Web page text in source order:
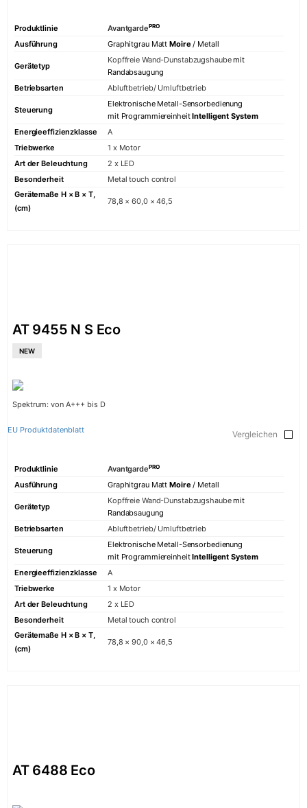
Produktlinie AvantgardePRO
Ausführung Graphitgrau MattMoire / Metall
Gerätetyp
Kopffreie Wand-Dunstabzugshaubemit
Randabsaugung
Betriebsarten
Abluftbetrieb/ Umluftbetrieb
Steuerung
Elektronische Metall-Sensorbedienung
mit ProgrammiereinheitIntelligent System
Energieeffizienzklasse
A
Triebwerke
1 x Motor
Art der Beleuchtung
2 x LED
Besonderheit
Metal touch control
Gerätemaße H × B × T,
(cm)
78,8 × 60,0 × 46,5
AT 9455 N S Eco
NEW
Spektrum: von A+++ bis D
EU Produktdatenblatt Vergleichen
Produktlinie AvantgardePRO
Ausführung Graphitgrau MattMoire / Metall
Gerätetyp
Kopffreie Wand-Dunstabzugshaubemit
Randabsaugung
Betriebsarten
Abluftbetrieb/ Umluftbetrieb
Steuerung
Elektronische Metall-Sensorbedienung
mit ProgrammiereinheitIntelligent System
Energieeffizienzklasse
A
Triebwerke
1 x Motor
Art der Beleuchtung
2 x LED
Besonderheit
Metal touch control
Gerätemaße H × B × T,
(cm)
78,8 × 90,0 × 46,5
AT 6488 Eco